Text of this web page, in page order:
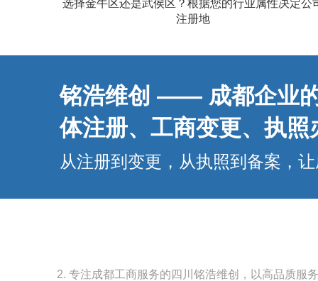
选择金牛区还是武侯区？根据您的行业属性决定公
注册地​
铭浩维创 —— 成都企业
体注册、工商变更、执
从注册到变更，从执照到备案，
2. 专注成都工商服务的四川铭浩维创，以高品质服